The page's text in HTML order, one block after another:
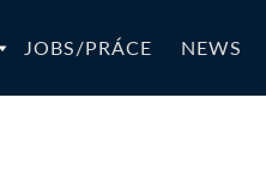
JOBS/PRÁCE NEWS